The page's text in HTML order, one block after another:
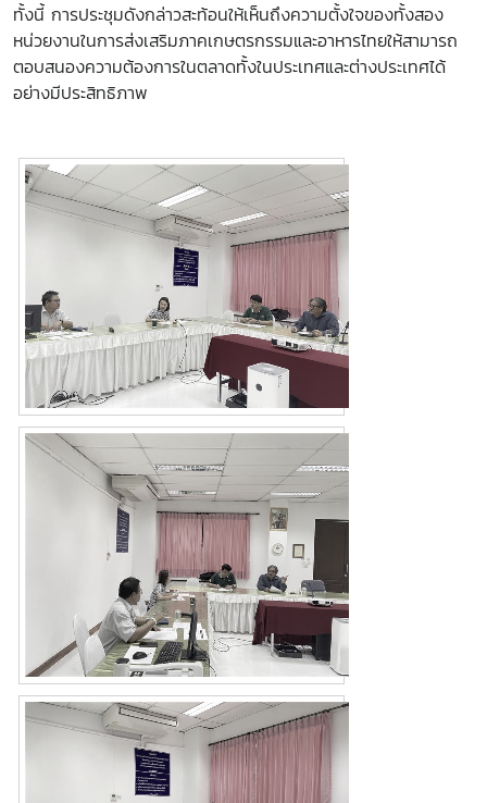
ทั้งนี้ การประชุมดังกล่าวสะท้อนให้เห็นถึงความตั้งใจของทั้งสอง
หน่วยงานในการส่งเสริมภาคเกษตรกรรมและอาหารไทยให้สามารถ
ตอบสนองความต้องการในตลาดทั้งในประเทศและต่างประเทศได้
อย่างมีประสิทธิภาพ